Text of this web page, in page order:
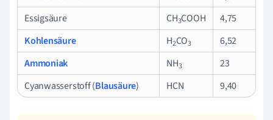
Essigsäure
CH3COOH
4,75
Kohlensäure
H2CO3
6,52
Ammoniak
NH3
23
Cyanwasserstoff (Blausäure) HCN 9,40